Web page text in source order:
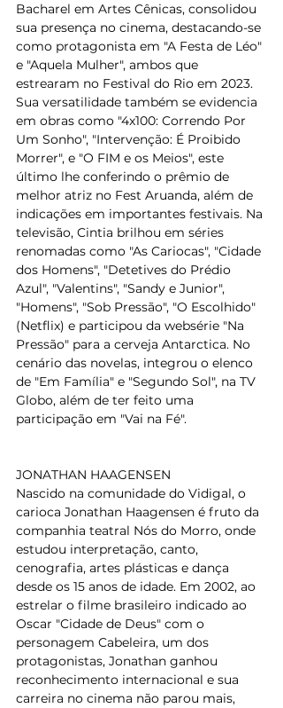
Bacharel em Artes Cênicas, consolidou
sua presença no cinema, destacando-se
como protagonista em "A Festa de Léo"
e "Aquela Mulher", ambos que
estrearam no Festival do Rio em 2023.
Sua versatilidade também se evidencia
em obras como "4x100: Correndo Por
Um Sonho", "Intervenção: É Proibido
Morrer", e "O FIM e os Meios", este
último lhe conferindo o prêmio de
melhor atriz no Fest Aruanda, além de
indicações em importantes festivais. Na
televisão, Cintia brilhou em séries
renomadas como "As Cariocas", "Cidade
dos Homens", "Detetives do Prédio
Azul", "Valentins", "Sandy e Junior",
"Homens", "Sob Pressão", "O Escolhido"
(Netflix) e participou da websérie "Na
Pressão" para a cerveja Antarctica. No
cenário das novelas, integrou o elenco
de "Em Família" e "Segundo Sol", na TV
Globo, além de ter feito uma
participação em "Vai na Fé".
JONATHAN HAAGENSEN
Nascido na comunidade do Vidigal, o
carioca Jonathan Haagensen é fruto da
companhia teatral Nós do Morro, onde
estudou interpretação, canto,
cenografia, artes plásticas e dança
desde os 15 anos de idade. Em 2002, ao
estrelar o filme brasileiro indicado ao
Oscar "Cidade de Deus" com o
personagem Cabeleira, um dos
protagonistas, Jonathan ganhou
reconhecimento internacional e sua
carreira no cinema não parou mais,